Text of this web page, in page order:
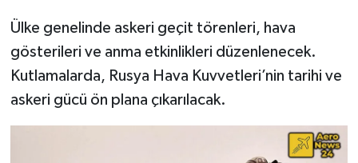
Ülke genelinde askeri geçit törenleri, hava
gösterileri ve anma etkinlikleri düzenlenecek.
Kutlamalarda, Rusya Hava Kuvvetleri’nin tarihi ve
askeri gücü ön plana çıkarılacak.